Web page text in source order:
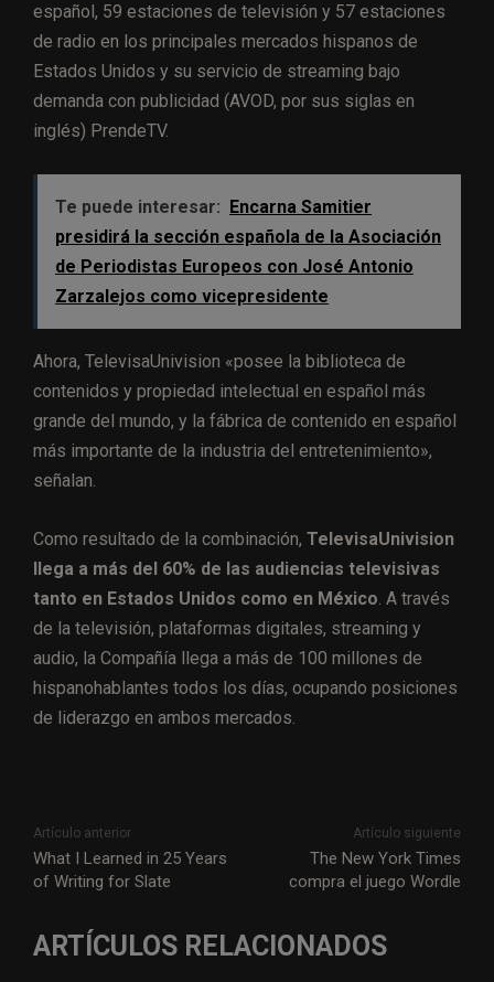
español, 59 estaciones de televisión y 57 estaciones
de radio en los principales mercados hispanos de
Estados Unidos y su servicio de streaming bajo
demanda con publicidad (AVOD, por sus siglas en
inglés) PrendeTV.
Te puede interesar: Encarna Samitier
presidirá la sección española de la Asociación
de Periodistas Europeos con José Antonio
Zarzalejos como vicepresidente
Ahora, TelevisaUnivision «posee la biblioteca de
contenidos y propiedad intelectual en español más
grande del mundo, y la fábrica de contenido en español
más importante de la industria del entretenimiento»,
señalan.
Como resultado de la combinación, TelevisaUnivision
llega a más del 60% de las audiencias televisivas
tanto en Estados Unidos como en México. A través
de la televisión, plataformas digitales, streaming y
audio, la Compañía llega a más de 100 millones de
hispanohablantes todos los días, ocupando posiciones
de liderazgo en ambos mercados.
Artículo anterior
What I Learned in 25 Years
of Writing for Slate
Artículo siguiente
The New York Times
compra el juego Wordle
ARTÍCULOS RELACIONADOS